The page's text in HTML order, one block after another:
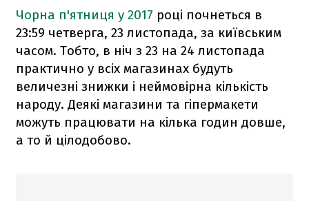
Чорна п'ятниця у 2017 році почнеться в
23:59 четверга, 23 листопада, за київським
часом. Тобто, в ніч з 23 на 24 листопада
практично у всіх магазинах будуть
величезні знижки і неймовірна кількість
народу. Деякі магазини та гіпермакети
можуть працювати на кілька годин довше,
а то й цілодобово.